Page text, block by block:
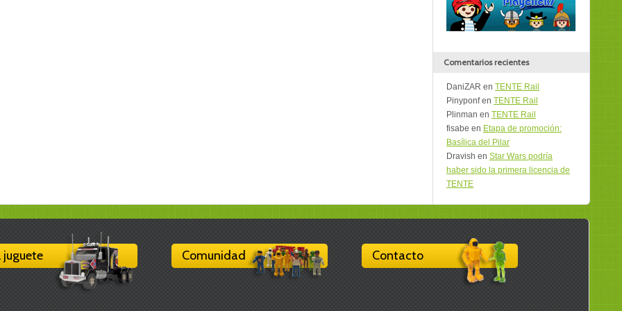
Comentarios recientes
DaniZAR en TENTE Rail
Pinyponfen TENTE Rail
Plinman en TENTE Rail
fisabe en Etapa de promoción:
Basílica del Pilar
Dravish en Star Wars podría
haber sido la primera licencia de
TENTE
juguete Comunidad Contacto